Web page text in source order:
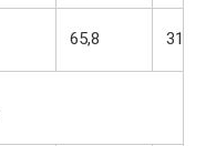
65,8 310